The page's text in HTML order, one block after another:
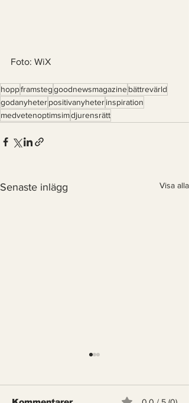
Foto: WiX
hoppframsteggoodnewsmagazinebättrevärld
godanyheterpositivanyheterinspiration
medvetenoptimsimdjurensrätt
Senaste inlägg Visa alla